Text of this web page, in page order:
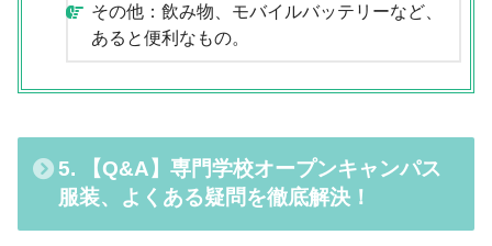
その他：飲み物、モバイルバッテリーなど、
あると便利なもの。
5. 【Q&A】専門学校オープンキャンパス
服装、よくある疑問を徹底解決！